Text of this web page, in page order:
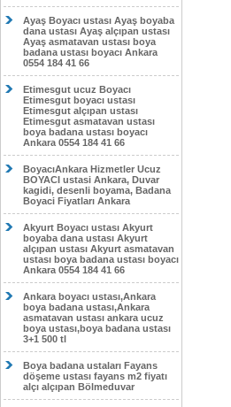
Ayaş Boyacı ustası Ayaş boyaba
dana ustası Ayaş alçıpan ustası
Ayaş asmatavan ustası boya
badana ustası boyacı Ankara
0554 184 41 66
Etimesgut ucuz Boyacı
Etimesgut boyacı ustası
Etimesgut alçıpan ustası
Etimesgut asmatavan ustası
boya badana ustası boyacı
Ankara 0554 184 41 66
BoyacıAnkara Hizmetler Ucuz
BOYACI ustasi Ankara, Duvar
kagidi, desenli boyama, Badana
Boyaci Fiyatları Ankara
Akyurt Boyacı ustası Akyurt
boyaba dana ustası Akyurt
alçıpan ustası Akyurt asmatavan
ustası boya badana ustası boyacı
Ankara 0554 184 41 66
Ankara boyacı ustası,Ankara
boya badana ustası,Ankara
asmatavan ustası ankara ucuz
boya ustası,boya badana ustası
3+1 500 tl
Boya badana ustaları Fayans
döşeme ustası fayans m2 fiyatı
alçı alçıpan Bölmeduvar